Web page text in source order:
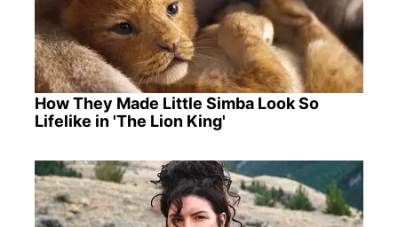
How They Made Little Simba Look So
Lifelike in 'The Lion King'